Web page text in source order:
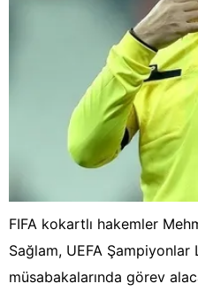
FIFA kokartlı hakemler
Sağlam, UEFA Şampiyonlar
müsabakalarında görev